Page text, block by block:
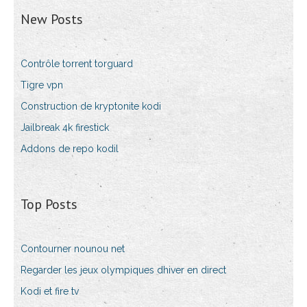
New Posts
Contrôle torrent torguard
Tigre vpn
Construction de kryptonite kodi
Jailbreak 4k firestick
Addons de repo kodil
Top Posts
Contourner nounou net
Regarder les jeux olympiques dhiver en direct
Kodi et fire tv